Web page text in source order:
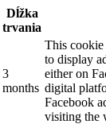
Dĺžka
trvania
3
months
This cookie
to display
either on
digital
Facebook
visiting the